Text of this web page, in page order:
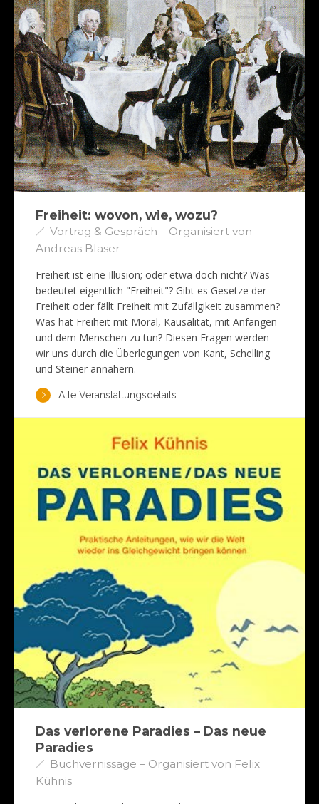
Freiheit: wovon, wie, wozu?
Vortrag & Gespräch – Organisiert von
Andreas Blaser
Freiheit ist eine Illusion; oder etwa doch nicht? Was
bedeutet eigentlich "Freiheit"? Gibt es Gesetze der
Freiheit oder fällt Freiheit mit Zufällgikeit zusammen?
Was hat Freiheit mit Moral, Kausalität, mit Anfängen
und dem Menschen zu tun? Diesen Fragen werden
wir uns durch die Überlegungen von Kant, Schelling
und Steiner annähern.
Alle Veranstaltungsdetails
Das verlorene Paradies – Das neue
Paradies
Buchvernissage – Organisiert von Felix
Kühnis